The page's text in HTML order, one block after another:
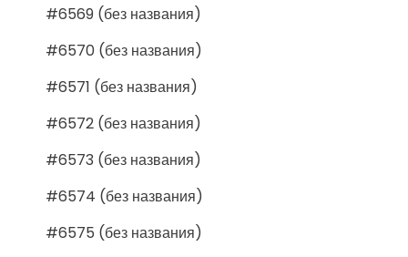
#6569 (без названия)
#6570 (без названия)
#6571 (без названия)
#6572 (без названия)
#6573 (без названия)
#6574 (без названия)
#6575 (без названия)